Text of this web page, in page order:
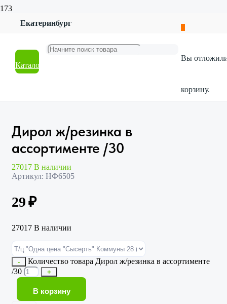
Екатеринбург
Каталог
Вы
корзину.
Продукты и напитки
Дирол ж/резинка в ассортименте /30
Дирол ж/резинка в
ассортименте /30
27017 В наличии
Артикул: НФ6505
29₽
27017 В наличии
-
Количество товара Дирол ж/резинка в ассортименте
/30
+
В корзину